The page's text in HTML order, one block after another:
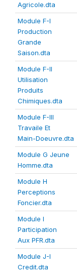
Agricole.dta
Module F-I
Production
Grande
Saison.dta
Module F-II
Utilisation
Produits
Chimiques.dta
Module F-III
Travaile Et
Main-Doeuvre.dta
Module G Jeune
Homme.dta
Module H
Perceptions
Foncier.dta
Module I
Participation
Aux PFR.dta
Module J-I
Credit.dta